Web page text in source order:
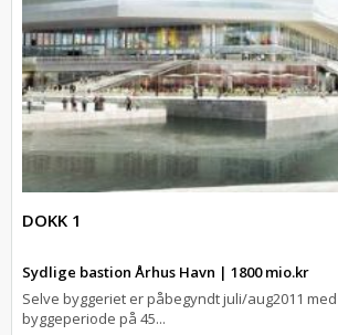
DOKK 1
Sydlige bastion Århus Havn | 1800 mio.kr
Selve byggeriet er påbegyndt juli/aug2011
byggeperiode på 45...